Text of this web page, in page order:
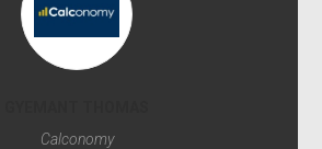
Calconomy